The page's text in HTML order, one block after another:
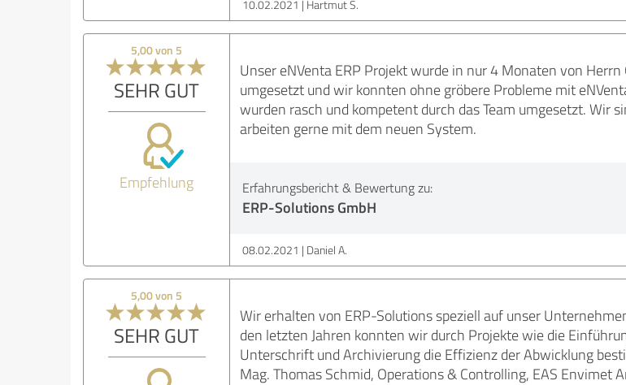
10.02.2021 Hartmut S.
5,00 von 5
SEHR GUT
Empfehlung
Unser eNVenta ERP Projekt wurde in nur 4 Monaten von
umgesetzt und wir konnten ohne gröbere Probleme mit
wurden rasch und kompetent durch das Team umgesetzt. Wir
arbeiten gerne mit dem neuen System.
Erfahrungsbericht & Bewertung zu:
ERP-Solutions GmbH
08.02.2021 Daniel A.
5,00 von 5
SEHR GUT
Wir erhalten von ERP-Solutions speziell auf unser
den letzten Jahren konnten wir durch Projekte wie die
Unterschrift und Archivierung die Effizienz der Abwicklung
Mag. Thomas Schmid, Operations & Controlling, EAS Envimet